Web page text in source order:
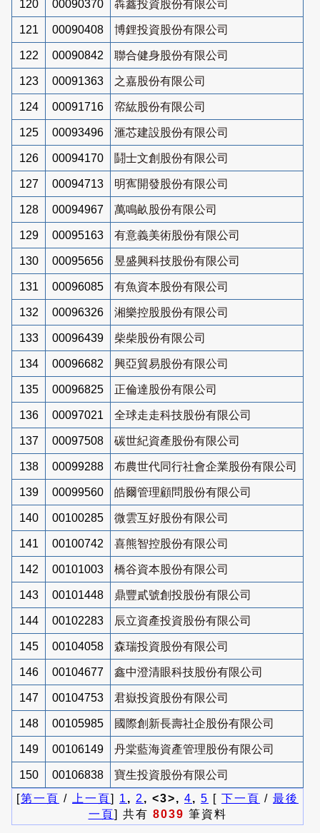
120 00090370 犇鑫投資股份有限公司
121 00090408 博鋰投資股份有限公司
122 00090842 聯合健身股份有限公司
123 00091363 之嘉股份有限公司
124 00091716 帟紘股份有限公司
125 00093496 滙芯建設股份有限公司
126 00094170 鬪士文創股份有限公司
127 00094713 明寯開發股份有限公司
128 00094967 萬鳴畝股份有限公司
129 00095163 有意義美術股份有限公司
130 00095656 昱盛興科技股份有限公司
131 00096085 有魚資本股份有限公司
132 00096326 湘樂控股股份有限公司
133 00096439 柴柴股份有限公司
134 00096682 興亞貿易股份有限公司
135 00096825 正倫達股份有限公司
136 00097021 全球走走科技股份有限公司
137 00097508 碳世紀資產股份有限公司
138 00099288 布農世代同行社會企業股份有限公司
139 00099560 皓爾管理顧問股份有限公司
140 00100285 微雲互好股份有限公司
141 00100742 喜熊智控股份有限公司
142 00101003 橋谷資本股份有限公司
143 00101448 鼎豐貳號創投股份有限公司
144 00102283 辰立資產投資股份有限公司
145 00104058 森瑞投資股份有限公司
146 00104677 鑫中澄清眼科技股份有限公司
147 00104753 君嶽投資股份有限公司
148 00105985 國際創新長壽社企股份有限公司
149 00106149 丹棠藍海資產管理股份有限公司
150 00106838
寶生投資股份有限公司
[第一頁 / 上一頁] 1 , 2 , <3>, 4, 5 [ 下一頁 / 最後
一頁] 共有 8039 筆資料